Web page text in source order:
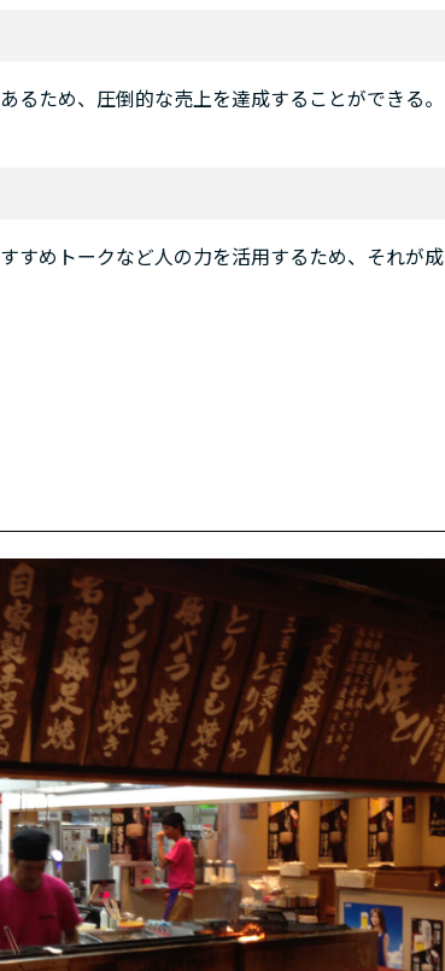
るため、圧倒的な売上を達成することができる。
すめトークなど人の力を活用するため、それが成